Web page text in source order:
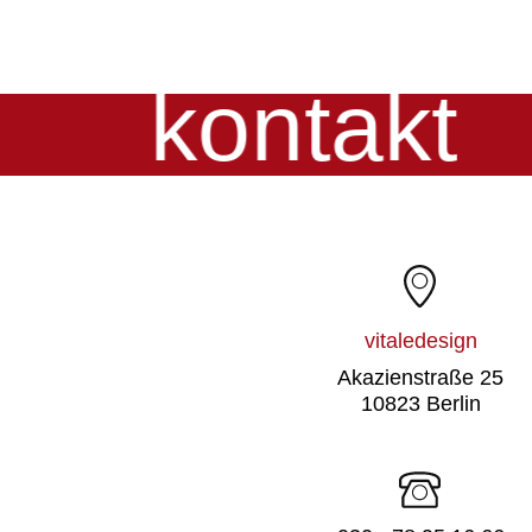
kontakt
vitaledesign
Akazienstraße 25
10823 Berlin